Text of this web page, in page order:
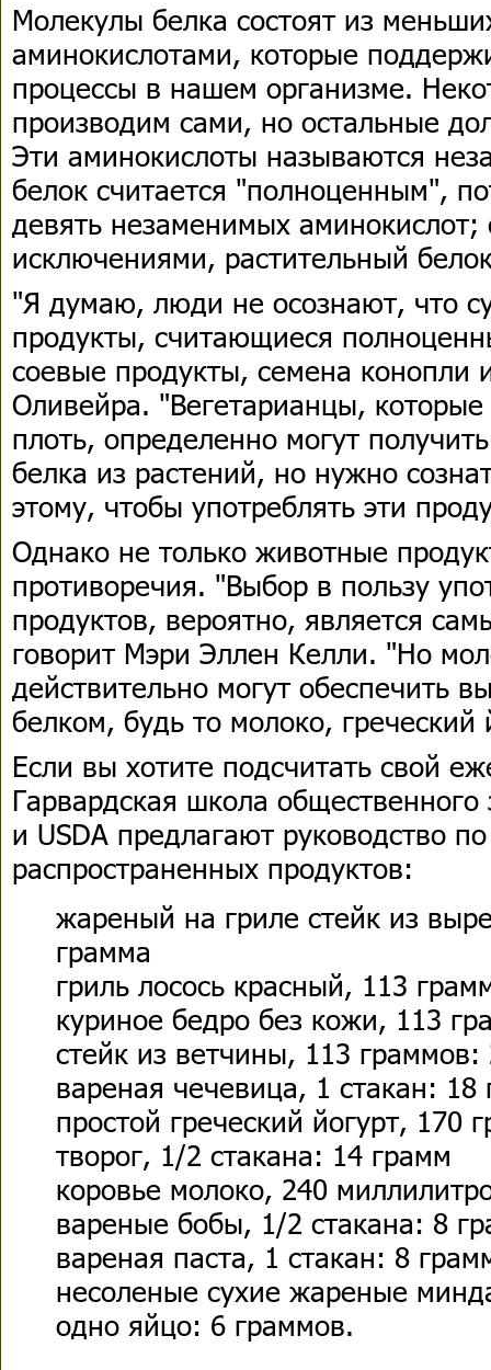
Молекулы белка состоят из
аминокислотами, которые
процессы в нашем организме.
производим сами, но остальные
Эти аминокислоты называются
белок считается "полноценным",
девять незаменимых аминокислот;
исключениями, растительный
"Я думаю, люди не осознают, что
продукты, считающиеся
соевые продукты, семена конопли
Оливейра. "Вегетарианцы,
плоть, определенно могут
белка из растений, но нужно
этому, чтобы употреблять эти
Однако не только животные
противоречия. "Выбор в пользу
продуктов, вероятно, является
говорит Мэри Эллен Келли. "Но
действительно могут обеспечить
белком, будь то молоко, греческий
Если вы хотите подсчитать свой
Гарвардская школа
и USDA предлагают руководство
распространенных продуктов:
жареный на гриле стейк из
грамма
гриль лосось красный, 113
куриное бедро без кожи, 113
стейк из ветчины, 113
вареная чечевица, 1 стакан: 18
простой греческий йогурт, 170
творог, 1/2 стакана: 14 грамм
коровье молоко, 240
вареные бобы, 1/2 стакана: 8
вареная паста, 1 стакан: 8
несоленые сухие жареные
одно яйцо: 6 граммов.